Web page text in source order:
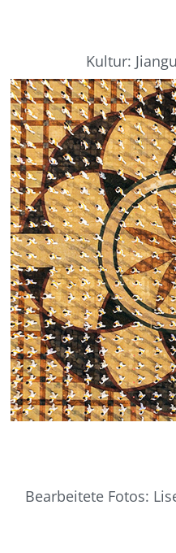
Kultur:
Bearbeitete Fotos: